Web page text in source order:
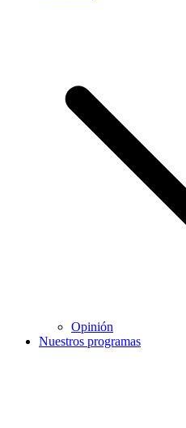
Opinión
Nuestros programas